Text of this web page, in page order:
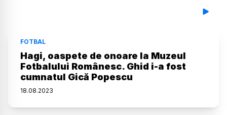
FOTBAL
Hagi, oaspete de onoare la Muzeul
Fotbalului Românesc. Ghid i-a fost
cumnatul Gică Popescu
18.08.2023